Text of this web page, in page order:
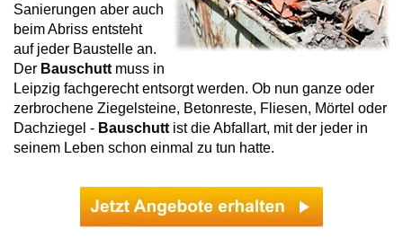
Sanierungen aber auch
beim Abriss entsteht
auf jeder Baustelle an.
Der Bauschutt muss in
Leipzig fachgerecht entsorgt werden. Ob nun ganze oder
zerbrochene Ziegelsteine, Betonreste, Fliesen, Mörtel oder
Dachziegel - Bauschutt ist die Abfallart, mit der jeder in
seinem Leben schon einmal zu tun hatte.